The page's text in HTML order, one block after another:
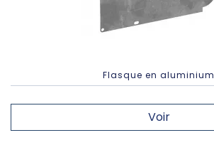
Flasque en aluminium
Voir